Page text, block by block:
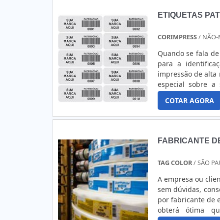
advertência:
ou perigos
ETIQUETAS
CORIMPRESS/ NÃO-
Quando se fala
para a
impressão de
especial sobre a
garantir 100%
materiais e
auxiliar o
importância
somados a
empresas.
patrimonial da
adesivação
outros.GARANTIA
COTAR AGORA
FABRICANTE
TAG COLOR/ SÃO
A empresa ou
sem dúvidas,
por fabricante de
obterá ótima